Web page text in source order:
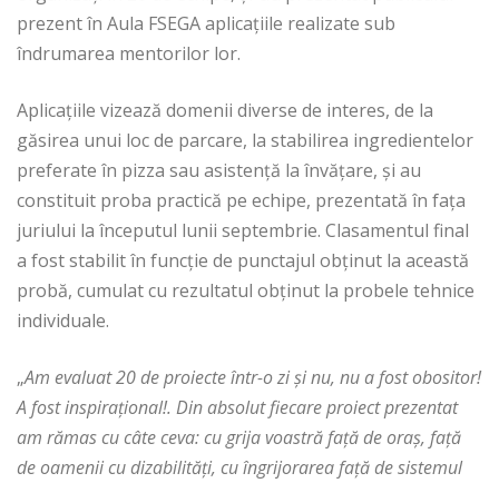
prezent în Aula FSEGA aplicaţiile realizate sub
îndrumarea mentorilor lor.
Aplicaţiile vizează domenii diverse de interes, de la
găsirea unui loc de parcare, la stabilirea ingredientelor
preferate în pizza sau asistenţă la învăţare, şi au
constituit proba practică pe echipe, prezentată în faţa
juriului la începutul lunii septembrie. Clasamentul final
a fost stabilit în funcţie de punctajul obţinut la această
probă, cumulat cu rezultatul obţinut la probele tehnice
individuale.
„Am evaluat 20 de proiecte într-o zi şi nu, nu a fost obositor!
A fost inspiraţional!. Din absolut fiecare proiect prezentat
am rămas cu câte ceva: cu grija voastră faţă de oraş, faţă
de oamenii cu dizabilităţi, cu îngrijorarea faţă de sistemul